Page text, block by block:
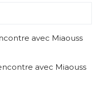
avec Miaouss
avec Miaouss